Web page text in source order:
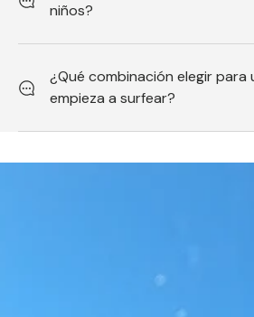
niños?
¿Qué combinación elegir para
empieza a surfear?